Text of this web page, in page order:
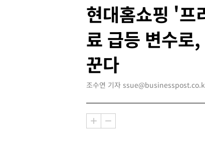
현대홈쇼핑 '프
료 급등 변수로
꾼다
조수연 기자